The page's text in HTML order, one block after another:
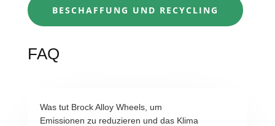
BESCHAFFUNG UND RECYCLING
FAQ
Was tut Brock Alloy Wheels, um
Emissionen zu reduzieren und das Klima